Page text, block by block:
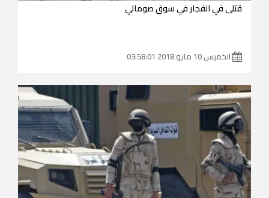
قتلى في انفجار في سوق صومالي
الخميس 10 مايو 2018 03:58:01